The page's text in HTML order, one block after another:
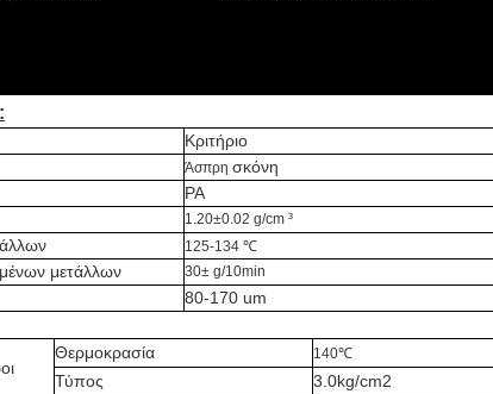
Κριτήριο
Άσπρη σκόνη
PA
1.20±0.02 g/cm ³
125-134 ℃
μετάλλων
30± g/10min
80-170 um
Θερμοκρασία 140℃
Τύπος
3.0kg/cm2